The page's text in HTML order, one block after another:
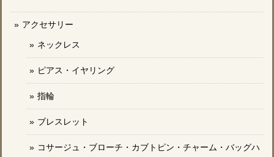
アクセサリー
ネックレス
ピアス・イヤリング
指輪
ブレスレット
コサージュ・ブローチ・カブトピン・チャーム・バッグハ